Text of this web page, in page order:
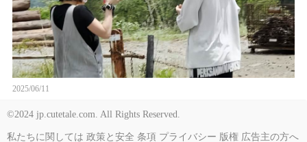
2025/06/11
©2024 jp.cutetale.com. All Rights Reserved.
私たちに関しては 政策と安全 条項 プライバシー 版権 広告主の方へ